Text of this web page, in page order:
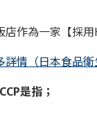
店作為一家【採
詳情（日本食品衛
是指；